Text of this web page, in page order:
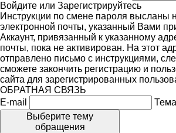
Войдите или Зарегистрируйтесь
Инструкции по смене пароля высланы
электронной почты, указанный Вами
Аккаунт, привязанный к указанному
почты, пока не активирован. На этот
отправлено письмо с инструкциями,
сможете закончить регистрацию и
сайта для зарегистрированных
ОБРАТНАЯ СВЯЗЬ
E-mail
Выберите тему
обращения